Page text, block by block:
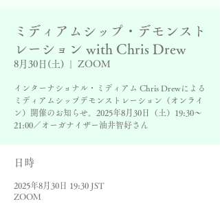
ミディアムシップ・デモンスト
レーション with Chris Drew
8月30日(土) ZOOM
インターナショナル・ミディアム Chris Drewによる
ミディアムシップデモンストレーション（オンライ
ン）開催のお知らせ。2025年8月30日（土）19:30～
21:00／オーガナイザー油井智好さん
日時
2025年8月30日 19:30 JST
ZOOM